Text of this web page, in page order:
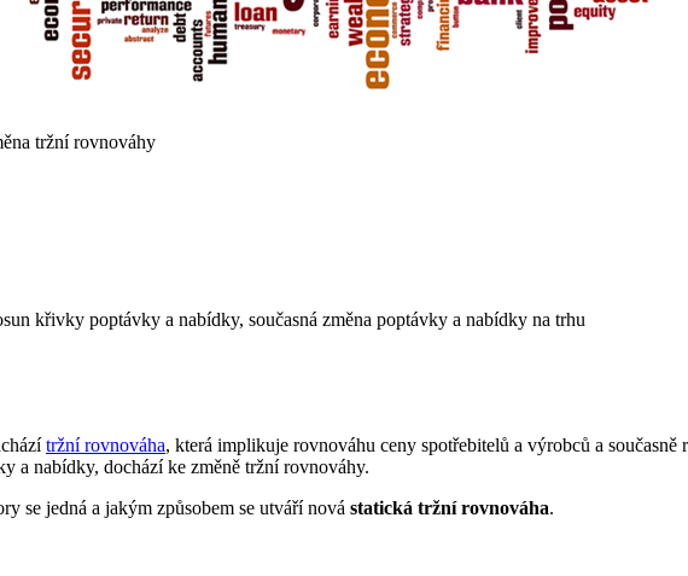
tržní rovnováhy
křivky poptávky a nabídky, současná změna poptávky a nabídky na trhu
tržní rovnováha, která implikuje rovnováhu ceny spotřebitelů a výrobců a
a nabídky, dochází ke změně tržní rovnováhy.
se jedná a jakým způsobem se utváří nová statická tržní rovnováha.